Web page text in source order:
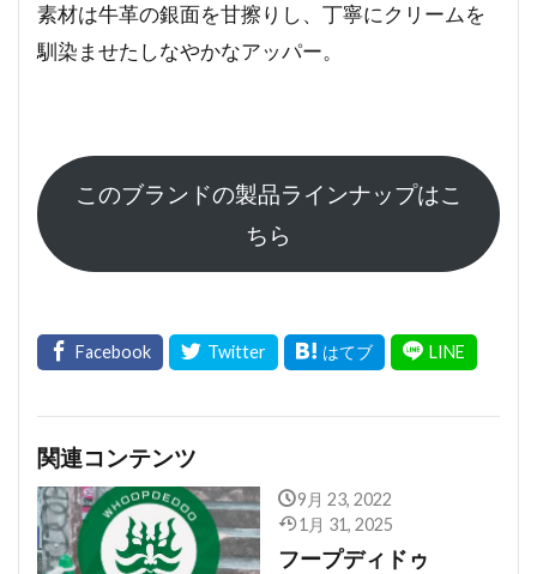
素材は牛革の銀面を甘擦りし、丁寧にクリームを
馴染ませたしなやかなアッパー。
このブランドの製品ラインナップはこ
ちら
関連コンテンツ
9月 23, 2022
1月 31, 2025
フープディドゥ